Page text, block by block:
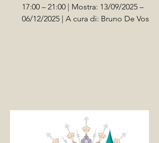
17:00 – 21:00 | Mostra: 13/09/2025 –
06/12/2025 | A cura di: Bruno De Vos,